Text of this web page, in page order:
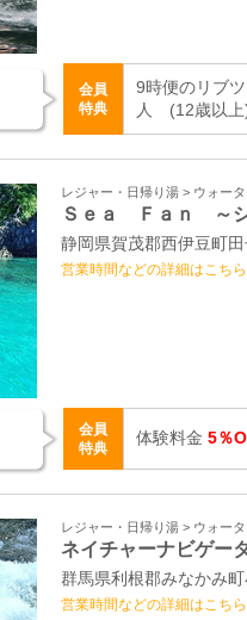
会員
特典
9時便のリブ
人 (12歳以
レジャー・日帰り湯 > ウォー
Ｓｅａ Ｆａｎ ～
静岡県賀茂郡西伊豆町
営業時間などの詳細はこちら
会員
特典
体験料金 5％
レジャー・日帰り湯 > ウォー
ネイチャーナビゲー
群馬県利根郡みなかみ
営業時間などの詳細はこちら